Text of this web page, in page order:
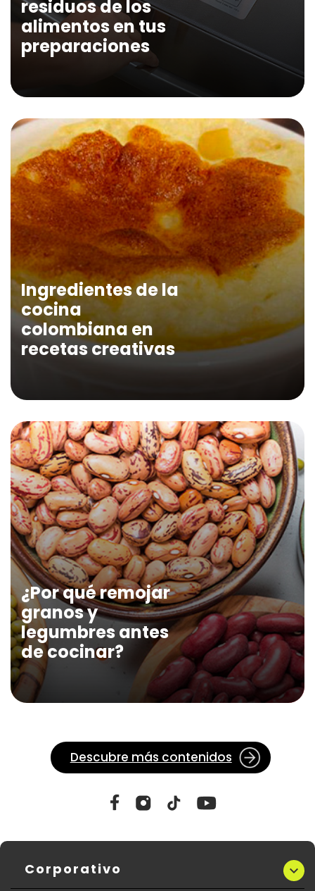
residuos de los
alimentos en tus
preparaciones
Ingredientes de la
cocina
colombiana en
recetas creativas
¿Por qué remojar
granos y
legumbres antes
de cocinar?
Descubre más contenidos
Corporativo